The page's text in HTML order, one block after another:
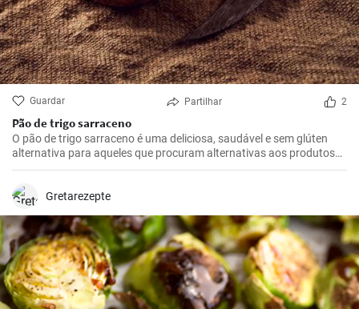
Guardar Partilhar 2
Pão de trigo sarraceno
O pão de trigo sarraceno é uma deliciosa, saudável e sem glúten
alternativa para aqueles que procuram alternativas aos produtos
tradicionais de farinha de trigo. Ideal para o pequeno-almoço ou
Gretarezepte